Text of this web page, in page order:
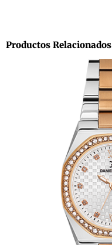
Productos Relacionados